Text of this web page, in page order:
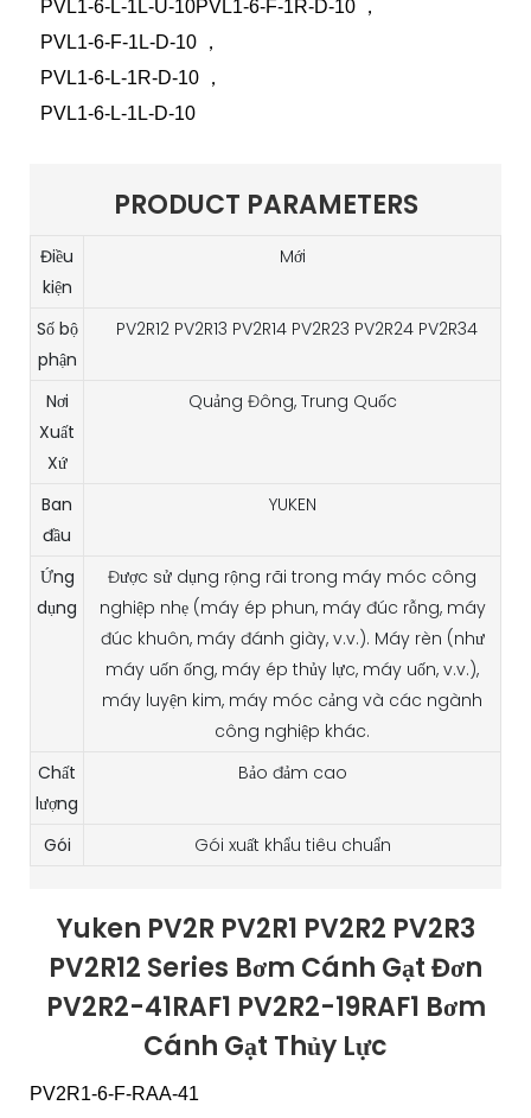
PVL1-6-L-1L-U-10PVL1-6-F-1R-D-10
，
PVL1-6-F-1L-D-10
，
PVL1-6-L-1R-D-10
，
PVL1-6-L-1L-D-10
PRODUCT PARAMETERS
Điều
kiện
Mới
Số bộ
phận
PV2R12 PV2R13 PV2R14 PV2R23 PV2R24 PV2R34
Nơi
Xuất
Xứ
Quảng Đông, Trung Quốc
Ban
đầu
YUKEN
Ứng
dụng
Được sử dụng rộng rãi trong máy móc công
nghiệp nhẹ (máy ép phun, máy đúc rỗng, máy
đúc khuôn, máy đánh giày, v.v.). Máy rèn (như
máy uốn ống, máy ép thủy lực, máy uốn, v.v.),
máy luyện kim, máy móc cảng và các ngành
công nghiệp khác.
Chất
lượng
Bảo đảm cao
Gói Gói xuất khẩu tiêu chuẩn
Yuken PV2R PV2R1 PV2R2 PV2R3
PV2R12 Series Bơm Cánh Gạt Đơn
PV2R2-41RAF1 PV2R2-19RAF1 Bơm
Cánh Gạt Thủy Lực
PV2R1-6-F-RAA-41